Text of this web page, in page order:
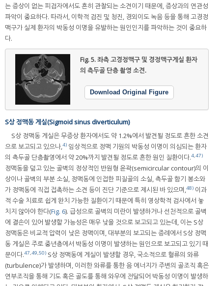
는 증상이 없는 피검자에서도 흔히 관찰되는 소견이기 때문에, 증상과의 연관성
파악이 중요하다. 따라서, 이학적 검진 및 청진, 경외이도 녹음 등을 통해 고경정
맥구가 실제 환자의 박동성 이명을 유발하는 원인인지를 파악하는 것이 중요하
다.
Fig. 5.좌측 고경정맥구 및 경정맥구게실 환자
의 측두골 단층 촬영 소견.
Download Original Figure
S상 정맥동 게실(Sigmoid sinus diverticulum)
S상 정맥동 게실은 무증상 환자에서도 약 1.2%에서 발견될 정도로 흔한 소견
으로 보고되고 있으나,4) 임상적으로 정맥 기원의 박동성 이명이 의심되는 환자
의 측두골 단층촬영에서 약 20%까지 발견될 정도로 흔한 원인 질환이다.4,47)
정맥동을 덮고 있는 골벽의 정상적인 반원형 윤곽(semicircular contour)의 이
상이나 골벽의 부분 소실, 정맥동에 인접한 피질골의 소실, 측두골 함기 봉소와
가 정맥동에 직접 접촉하는 소견 등이 진단 기준으로 제시된 바 있으며,48) 이과
적 수술 치료로 쉽게 완치 가능한 질환이기 때문에 특히 영상학적 검사에서 놓
치지 않아야 한다(Fig. 6). 급성으로 골벽의 미란이 발생하거나 선천적으로 골벽
에 결손이 있어 발생할 가능성은 매우 낮을 것으로 보고되고 있는데, 이는 S상
정맥동은 비교적 압력이 낮은 정맥이며, 대부분의 보고되는 증례에서 S상 정맥
동 게실은 주로 중년층에서 박동성 이명이 발생하는 원인으로 보고되고 있기 때
문이다.47,49,50) S상 정맥동에 게실이 발생할 경우, 국소적으로 혈류의 와류
(turbulence)가 발생하며, 이러한 와류를 통한 음 에너지가 주변의 골조직 혹은
연부조직을 통해 기도 혹은 골도를 통해 와우에 전달되어 박동성 이명이 발생하